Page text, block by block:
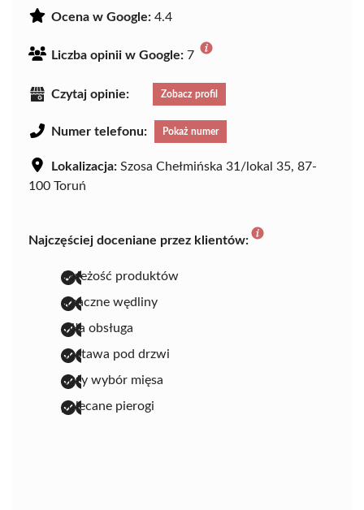
Ocena w Google: 4.4
Liczba opinii w Google: 7
Czytaj opinie: Zobacz profil
Numer telefonu: Pokaż numer
Lokalizacja: Szosa Chełmińska 31/lokal 35, 87-
100 Toruń
Najczęściej doceniane przez klientów:
świeżość produktów
smaczne wędliny
miła obsługa
dostawa pod drzwi
duży wybór mięsa
polecane pierogi